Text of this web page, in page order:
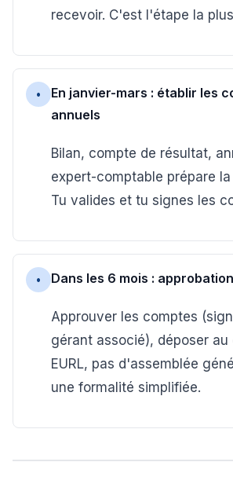
recevoir. C'est l'étape la
•
En janvier-mars : établir les
annuels
Bilan, compte de résultat,
expert-comptable prépare
Tu valides et tu signes les
• Dans les 6 mois :
Approuver les comptes
gérant associé), déposer au
EURL, pas d'assemblée
une formalité simplifiée.